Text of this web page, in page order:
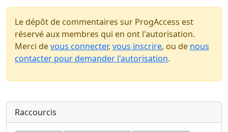
Raccourcis
Le dépôt de commentaires sur ProgAccess est
réservé aux membres qui en ont l'autorisation.
Merci devous connecter, vous inscrire, ou de nous
contacter pour demander l'autorisation.